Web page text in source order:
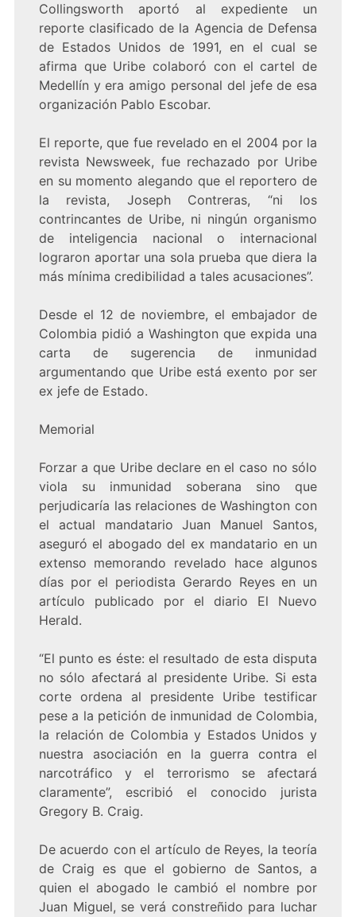
Collingsworth aportó al expediente un
reporte clasificado de la Agencia de Defensa
de Estados Unidos de 1991, en el cual se
afirma que Uribe colaboró con el cartel de
Medellín y era amigo personal del jefe de esa
organización Pablo Escobar.
El reporte, que fue revelado en el 2004 por la
revista Newsweek, fue rechazado por Uribe
en su momento alegando que el reportero de
la revista, Joseph Contreras, “ni los
contrincantes de Uribe, ni ningún organismo
de inteligencia nacional o internacional
lograron aportar una sola prueba que diera la
más mínima credibilidad a tales acusaciones”.
Desde el 12 de noviembre, el embajador de
Colombia pidió a Washington que expida una
carta de sugerencia de inmunidad
argumentando que Uribe está exento por ser
ex jefe de Estado.
Memorial
Forzar a que Uribe declare en el caso no sólo
viola su inmunidad soberana sino que
perjudicaría las relaciones de Washington con
el actual mandatario Juan Manuel Santos,
aseguró el abogado del ex mandatario en un
extenso memorando revelado hace algunos
días por el periodista Gerardo Reyes en un
artículo publicado por el diario El Nuevo
Herald.
“El punto es éste: el resultado de esta disputa
no sólo afectará al presidente Uribe. Si esta
corte ordena al presidente Uribe testificar
pese a la petición de inmunidad de Colombia,
la relación de Colombia y Estados Unidos y
nuestra asociación en la guerra contra el
narcotráfico y el terrorismo se afectará
claramente”, escribió el conocido jurista
Gregory B. Craig.
De acuerdo con el artículo de Reyes, la teoría
de Craig es que el gobierno de Santos, a
quien el abogado le cambió el nombre por
Juan Miguel, se verá constreñido para luchar